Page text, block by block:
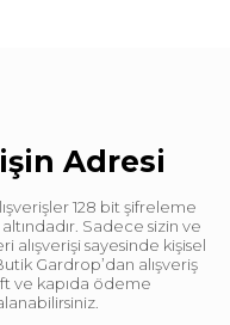
Adresi
128 bit şifreleme
Sadece sizin ve
alışverişi sayesinde kişisel
Gardrop’dan alışveriş
ve kapıda ödeme